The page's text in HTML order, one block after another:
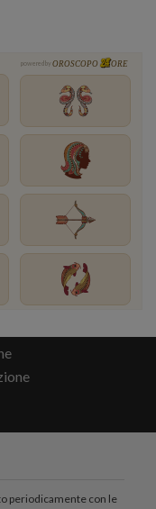
powered by OROSCOPO ORE
periodicamente con le